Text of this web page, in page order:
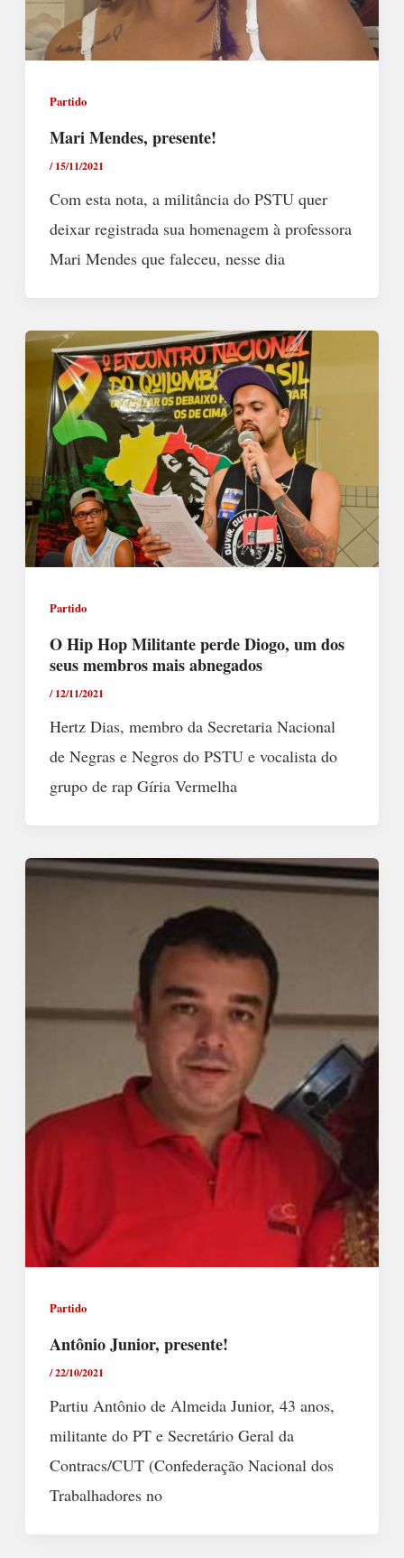
Partido
Mari Mendes, presente!
/15/11/2021
Com esta nota, a militância do PSTU quer
deixar registrada sua homenagem à professora
Mari Mendes que faleceu, nesse dia
Partido
O Hip Hop Militante perde Diogo, um dos
seus membros mais abnegados
/12/11/2021
Hertz Dias, membro da Secretaria Nacional
de Negras e Negros do PSTU e vocalista do
grupo de rap Gíria Vermelha
Partido
Antônio Junior, presente!
/22/10/2021
Partiu Antônio de Almeida Junior, 43 anos,
militante do PT e Secretário Geral da
Contracs/CUT (Confederação Nacional dos
Trabalhadores no